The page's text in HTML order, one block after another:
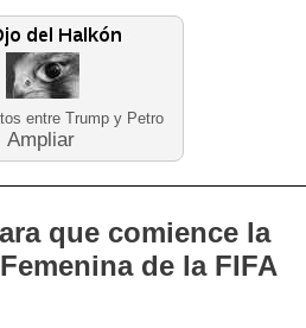
entre Trump y Petro
Ampliar
Neira
que comience la
de la FIFA